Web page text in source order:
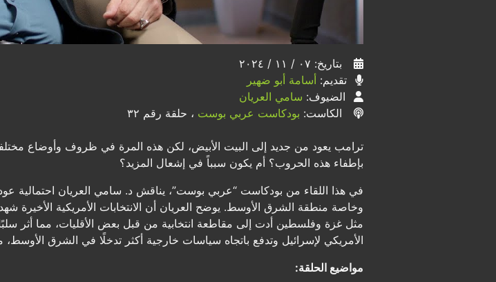
بتاريخ: ٠٧ / ١١ / ٢٠٢٤
تقديم: أسامة أبو ضهير
الضيوف: سامي العريان
الكاست: بودكاست عربي بوست ، حلقة رقم ٣٢
ترامب يعود من جديد إلى البيت الأبيض، لكن هذه المرة في ظروف وأوضاع
بإطفاء هذه الحروب؟ أم يكون سبباً في إشعال المزيد؟
في هذا اللقاء من بودكاست “عربي بوست”، يناقش د. سامي العريان احتمالية
وخاصة منطقة الشرق الأوسط. يوضح العريان أن الانتخابات الأمريكية الأخيرة
مثل غزة وفلسطين أدت إلى مقاطعة انتخابية من قبل بعض الأقليات، مما أثر
الأمريكي لإسرائيل وتدفع باتجاه سياسات خارجية أكثر تدخلًا في الشرق
مواضيع الحلقة: